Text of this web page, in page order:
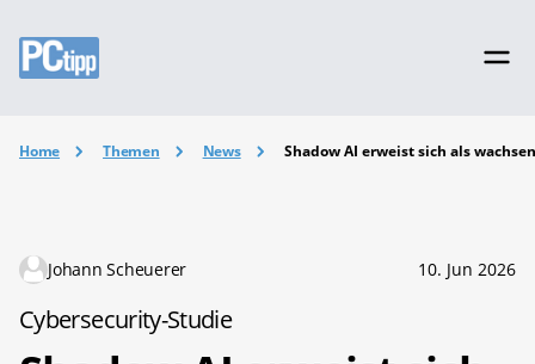
Home Themen News Shadow AI erweist sich als
Johann Scheuerer 10. Jun 2026
Cybersecurity-Studie